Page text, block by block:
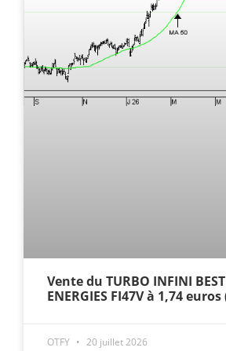
Vente du TURBO INFINI
ENERGIES FI47V à 1,74 euros
OTFY 20 juillet 2026